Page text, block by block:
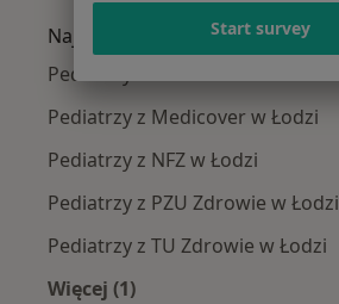
Najpopularniejsze ubezpieczenia
Pediatrzy z Allianz w Łodzi
Pediatrzy z Medicover w Łodzi
Pediatrzy z NFZ w Łodzi
Pediatrzy z PZU Zdrowie w Łodzi
Pediatrzy z TU Zdrowie w Łodzi
Więcej (1)
Start survey